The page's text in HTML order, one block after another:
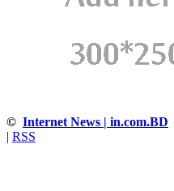
© Internet News | in.com.BD
RSS